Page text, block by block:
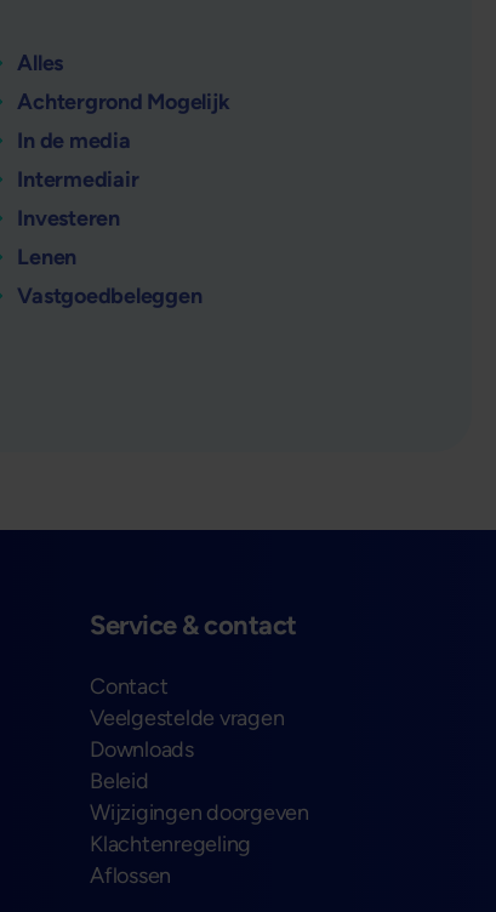
Alles
Achtergrond Mogelijk
In de media
Intermediair
Investeren
Lenen
Vastgoedbeleggen
Service & contact
Contact
Veelgestelde vragen
Downloads
Beleid
Wijzigingen doorgeven
Klachtenregeling
Aflossen